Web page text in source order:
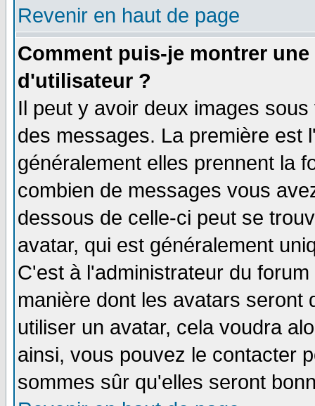
Revenir en haut de page
Comment puis-je montrer
d'utilisateur ?
Il peut y avoir deux images
des messages. La première est
généralement elles prennent la
combien de messages vous
dessous de celle-ci peut se
avatar, qui est généralement
C'est à l'administrateur du
manière dont les avatars seront
utiliser un avatar, cela voudra
ainsi, vous pouvez le contacter
sommes sûr qu'elles seront